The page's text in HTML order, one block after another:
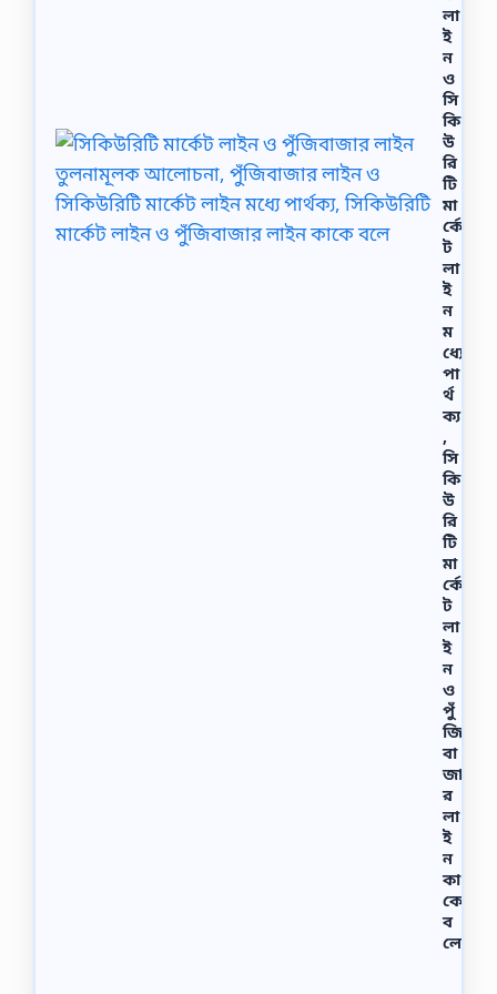
লা
ই
ন
ও
সি
কি
উ
রি
টি
মা
র্কে
ট
লা
ই
ন
ম
ধ্যে
পা
র্থ
ক্য
,
সি
কি
উ
রি
টি
মা
র্কে
ট
লা
ই
ন
ও
পুঁ
জি
বা
জা
র
লা
ই
ন
কা
কে
ব
লে